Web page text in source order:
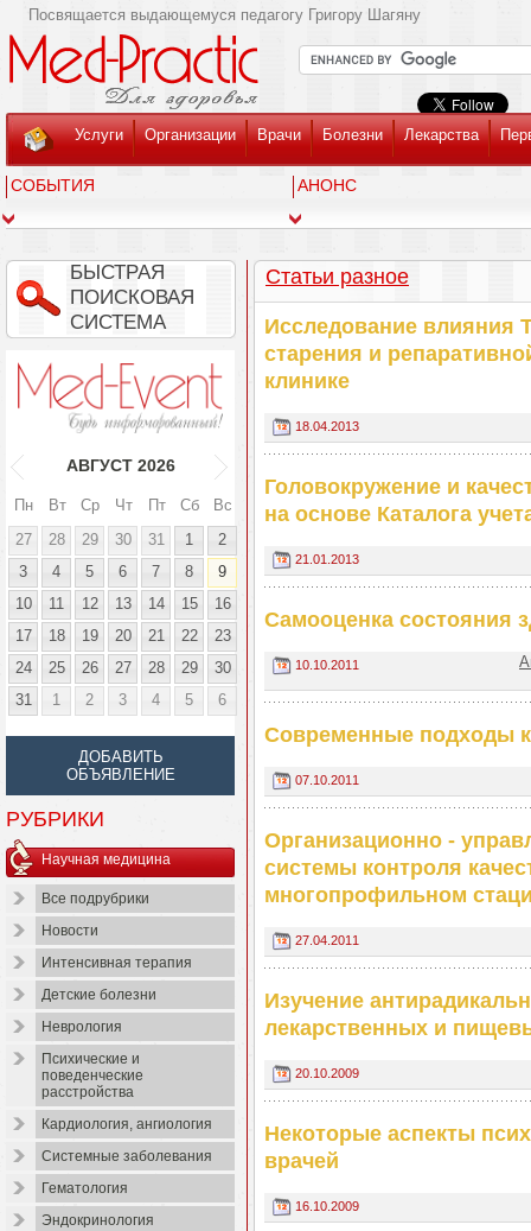
Посвящается выдающемуся педагогу Григору Шагяну
Услуги Организации Врачи Болезни Лекарства
СОБЫТИЯ АНОНС
БЫСТРАЯ
ПОИСКОВАЯ
СИСТЕМА
АВГУСТ 2026
Пн Вт Ср Чт Пт Сб
Вс
27
28 29 30 31 1
2
3
4 5 6 7 8
9
10
11 12 13 14 15
16
17
18 19 20 21 22
23
24
25 26 27 28 29
30
31
1 2 3 4 5 6
ДОБАВИТЬ
ОБЪЯВЛЕНИЕ
РУБРИКИ
Научная медицина
Все подрубрики
Новости
Интенсивная терапия
Детские болезни
Неврология
Психические и
поведенческие
расстройства
Кардиология, ангиология
Системные заболевания
Гематология
Эндокринология
Статьи разное
Исследование влияния
старения и
клинике
18.04.2013
Головокружение и
на основе Каталога
21.01.2013
Самооценка состояния
10.10.2011
Современные подходы к
07.10.2011
Организационно -
системы контроля
многопрофильном
27.04.2011
Изучение
лекарственных и
20.10.2009
Некоторые аспекты
врачей
16.10.2009